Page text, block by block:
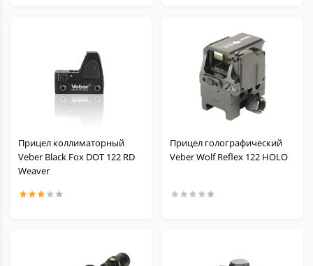
Прицел коллиматорный
Veber Black Fox DOT 122 RD
Weaver
Прицел голографический
Veber Wolf Reflex 122 HOLO